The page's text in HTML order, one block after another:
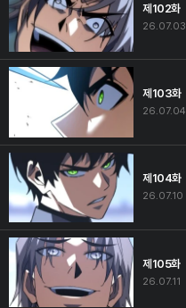
제102화
26.07.03
제103화
26.07.04
제104화
26.07.10
제105화
26.07.11